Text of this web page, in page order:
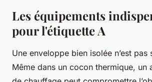
Les équipements
pour l'étiquette A
Une enveloppe bien isolée n’est pas
Même dans un cocon thermique, un